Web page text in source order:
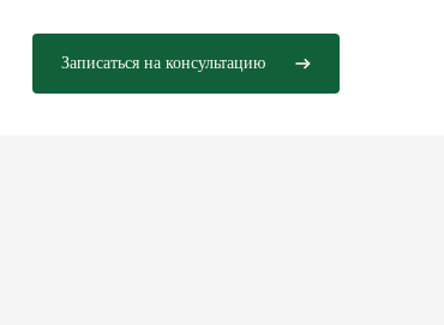
Записаться на консультацию